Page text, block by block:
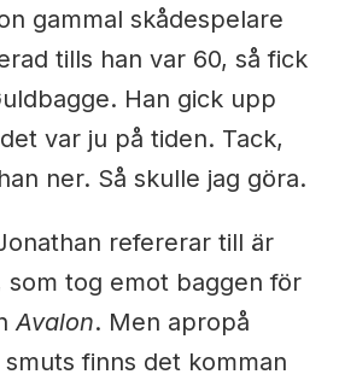
gammal skådespelare
tills han var 60, så fick
Han gick upp
var ju på tiden. Tack,
ner. Så skulle jag göra.
refererar till är
som tog emot baggen för
Avalon. Men apropå
finns det komman